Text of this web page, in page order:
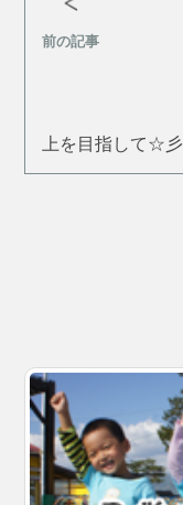
前の記事
上を目指して☆彡